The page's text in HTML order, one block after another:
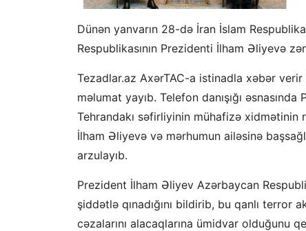
Dünən yanvarın 28-də İran İslam
Respublikasının Prezidenti İlham Əliyevə
Tezadlar.az AxərTAC-a istinadla xəbər
məlumat yayıb. Telefon danışığı
Tehrandakı səfirliyinin mühafizə xidmətinin
İlham Əliyevə və mərhumun ailəsinə
arzulayıb.
Prezident İlham Əliyev Azərbaycan
şiddətlə qınadığını bildirib, bu qanlı terror
cəzalarını alacaqlarına ümidvar olduğunu